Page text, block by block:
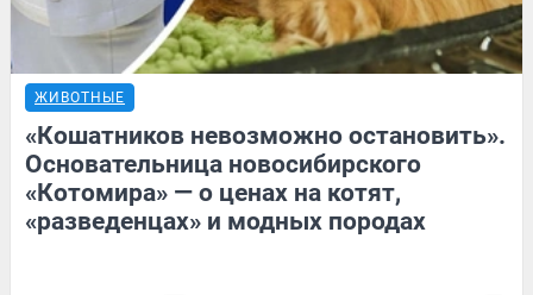
ЖИВОТНЫЕ
«Кошатников невозможно остановить».
Основательница новосибирского
«Котомира» — о ценах на котят,
«разведенцах» и модных породах